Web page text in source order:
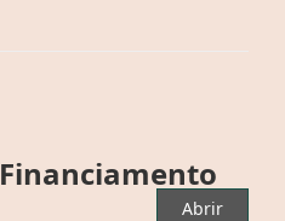
Financiamento
Abrir